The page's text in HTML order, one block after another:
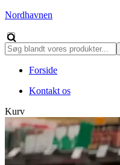
Nordhavnen
Forside
Kontakt os
Kurv